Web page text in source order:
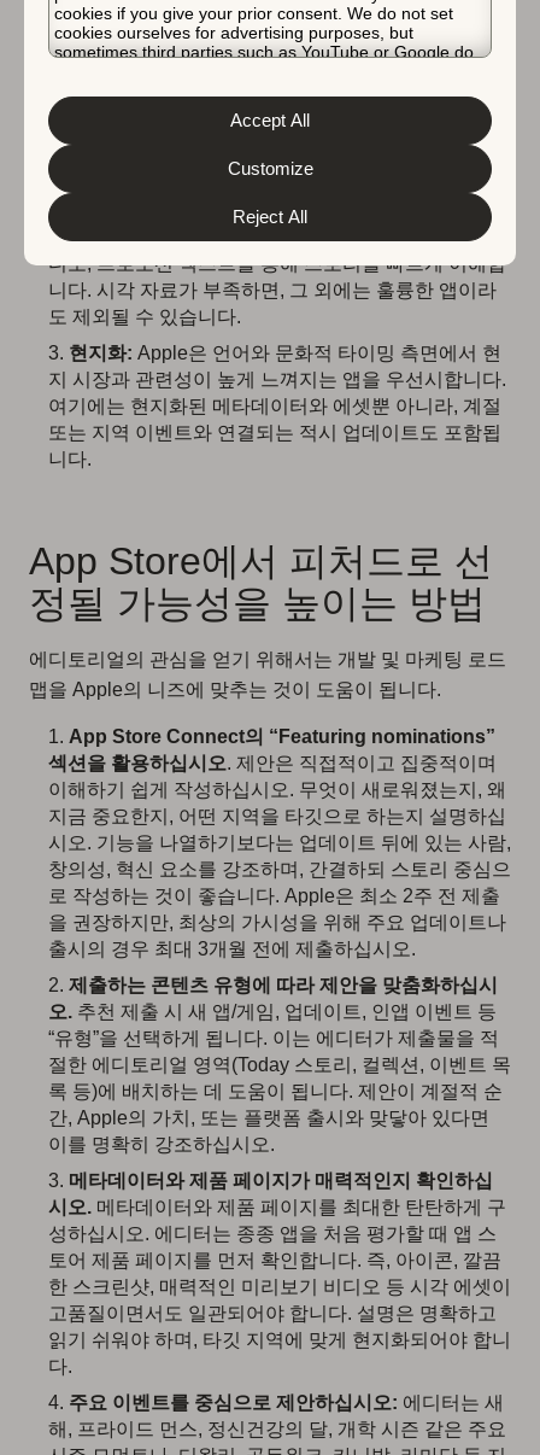
cookies if you give your prior consent. We do not set
cookies ourselves for advertising purposes, but
sometimes third parties such as YouTube or Google do.
about the protection of your personal data and the
different cookies we use, please read our
&
. You can customize your cookie settings
and preferences by clicking the “Customize” button.
Reject All
Customize
Accept All
스토리 : Apple은 기능만이 아니라 앱의 “왜(why)”를
강조하고자 합니다. 에디터는 명확한 내러티브가 있는
또는 경쟁 앱과 차별화되는 혁신 등 의미 있게 공유할
것이 있는 앱을 피처드하고자 합니다. 정체성과 목적의
식이 뚜렷한 앱은 에디터에게 더 강하게 공감되는 경향
이 있습니다.
강력한 제품 페이지:제품 페이지는 매우 중요한 역
할을 합니다. 에디터는 아이콘, 스크린샷, 미리보기 비
디오, 프로모션 텍스트를 통해 스토리를 빠르게 이해합
니다. 시각 자료가 부족하면, 그 외에는 훌륭한 앱이라
도 제외될 수 있습니다.
현지화: Apple은 언어와 문화적 타이밍 측면에서 현
지 시장과 관련성이 높게 느껴지는 앱을 우선시합니다.
여기에는 현지화된 메타데이터와 에셋뿐 아니라, 계절
또는 지역 이벤트와 연결되는 적시 업데이트도 포함됩
니다.
App Store에서 피처드로 선
정될 가능성을 높이는 방법
에디토리얼의 관심을 얻기 위해서는 개발 및 마케팅 로드
맵을 Apple의 니즈에 맞추는 것이 도움이 됩니다.
App Store Connect의 “Featuring nominations”
섹션을 활용하십시오. 제안은 직접적이고 집중적이며
이해하기 쉽게 작성하십시오. 무엇이 새로워졌는지, 왜
지금 중요한지, 어떤 지역을 타깃으로 하는지 설명하십
시오. 기능을 나열하기보다는 업데이트 뒤에 있는 사람,
창의성, 혁신 요소를 강조하며, 간결하되 스토리 중심으
로 작성하는 것이 좋습니다. Apple은 최소 2주 전 제출
을 권장하지만, 최상의 가시성을 위해 주요 업데이트나
출시의 경우 최대 3개월 전에 제출하십시오.
제출하는 콘텐츠 유형에 따라 제안을 맞춤화하십시
오. 추천 제출 시 새 앱/게임, 업데이트, 인앱 이벤트 등
“유형”을 선택하게 됩니다. 이는 에디터가 제출물을 적
절한 에디토리얼 영역(Today 스토리, 컬렉션, 이벤트 목
록 등)에 배치하는 데 도움이 됩니다. 제안이 계절적 순
간, Apple의 가치, 또는 플랫폼 출시와 맞닿아 있다면
이를 명확히 강조하십시오.
메타데이터와 제품 페이지가 매력적인지 확인하십
시오. 메타데이터와 제품 페이지를 최대한 탄탄하게 구
성하십시오. 에디터는 종종 앱을 처음 평가할 때 앱 스
토어 제품 페이지를 먼저 확인합니다. 즉, 아이콘, 깔끔
한 스크린샷, 매력적인 미리보기 비디오 등 시각 에셋이
고품질이면서도 일관되어야 합니다. 설명은 명확하고
읽기 쉬워야 하며, 타깃 지역에 맞게 현지화되어야 합니
다.
주요 이벤트를 중심으로 제안하십시오: 에디터는 새
해, 프라이드 먼스, 정신건강의 달, 개학 시즌 같은 주요